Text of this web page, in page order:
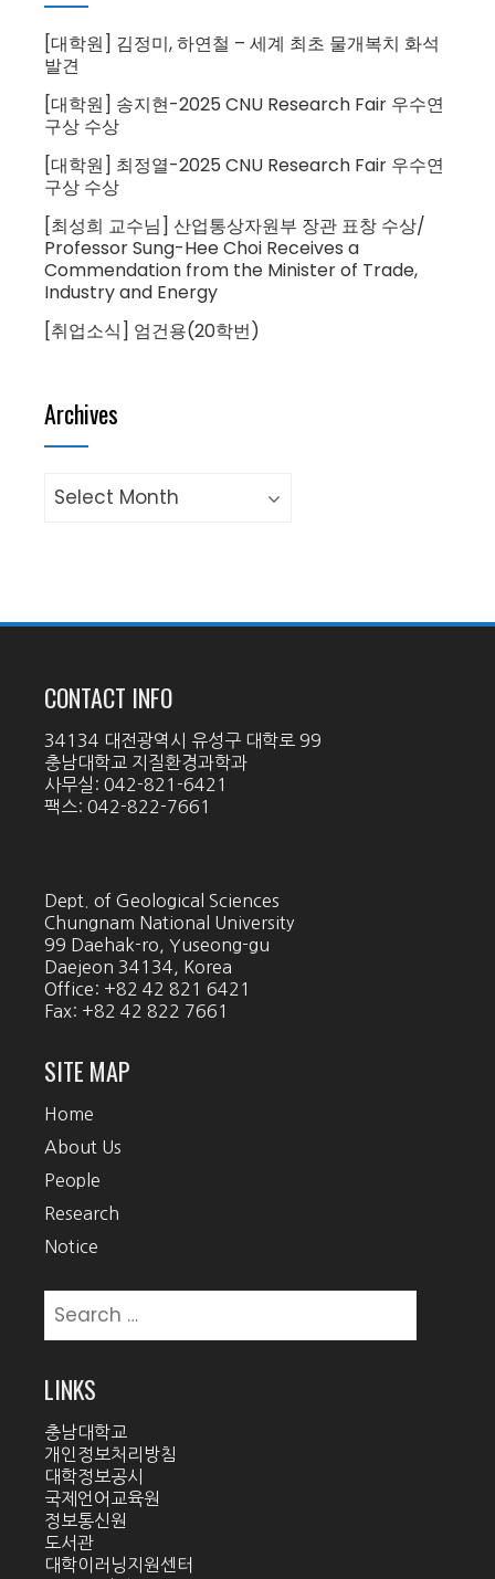
[대학원] 김정미, 하연철 – 세계 최초 물개복치 화석
발견
[대학원] 송지현-2025 CNU Research Fair 우수연
구상 수상
[대학원] 최정열-2025 CNU Research Fair 우수연
구상 수상
[최성희 교수님] 산업통상자원부 장관 표창 수상/
Professor Sung-Hee Choi Receives a
Commendation from the Minister of Trade,
Industry and Energy
[취업소식] 엄건용(20학번)
Archives
CONTACT INFO
34134 대전광역시 유성구 대학로 99
충남대학교 지질환경과학과
사무실: 042-821-6421
팩스: 042-822-7661
Dept. of Geological Sciences
Chungnam National University
99 Daehak-ro, Yuseong-gu
Daejeon 34134, Korea
Office: +82 42 821 6421
Fax: +82 42 822 7661
SITE MAP
Home
About Us
People
Research
Notice
for:
LINKS
충남대학교
개인정보처리방침
대학정보공시
국제언어교육원
정보통신원
도서관
대학이러닝지원센터